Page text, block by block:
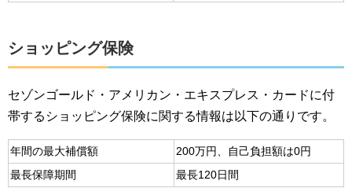
ショッピング保険
セゾンゴールド・アメリカン・エキスプレス・カードに付
帯するショッピング保険に関する情報は以下の通りです。
年間の最大補償額
200万円、自己負担額は0円
最長保障期間
最長120日間